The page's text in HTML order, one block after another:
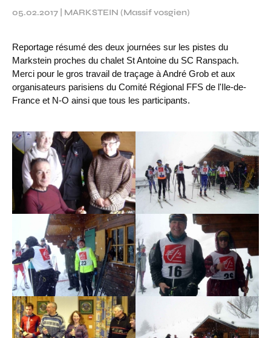
05.02.2017 MARKSTEIN (Massif vosgien)
Reportage résumé des deux journées sur les pistes du
Markstein proches du chalet St Antoine du SC Ranspach.
Merci pour le gros travail de traçage à André Grob et aux
organisateurs parisiens du Comité Régional FFS de l'Ile-de-
France et N-O ainsi que tous les participants.
Chargement des images en cours...